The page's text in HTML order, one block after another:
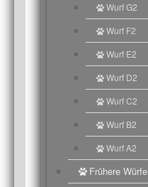
Wurf G2
Wurf F2
Wurf E2
Wurf D2
Wurf C2
Wurf B2
Wurf A2
Frühere Würfe